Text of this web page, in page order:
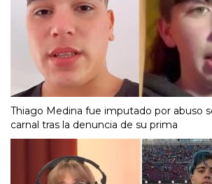
Thiago Medina fue imputado por abuso
carnal tras la denuncia de su prima